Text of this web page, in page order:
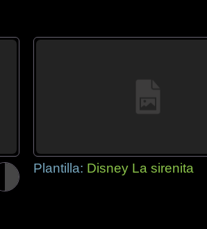
Plantilla: Disney La sirenita